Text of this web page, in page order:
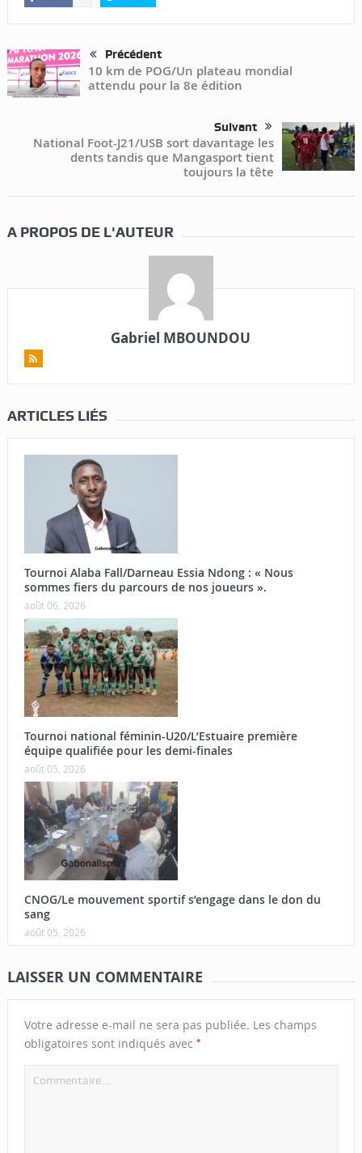
Précédent
10 km de POG/Un plateau mondial
attendu pour la 8e édition
Suivant
National Foot-J21/USB sort davantage les
dents tandis que Mangasport tient
toujours la tête
A PROPOS DE L'AUTEUR
Gabriel MBOUNDOU
ARTICLES LIÉS
Tournoi Alaba Fall/Darneau Essia Ndong : « Nous
sommes fiers du parcours de nos joueurs ».
août 06, 2026
Tournoi national féminin-U20/L’Estuaire première
équipe qualifiée pour les demi-finales
août 05, 2026
CNOG/Le mouvement sportif s’engage dans le don du
sang
août 05, 2026
LAISSER UN COMMENTAIRE
Votre adresse e-mail ne sera pas publiée. Les champs
obligatoires sont indiqués avec *